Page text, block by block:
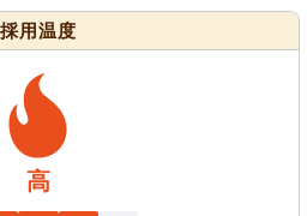
採用温度
高